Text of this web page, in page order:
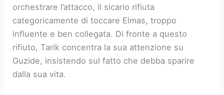
orchestrare l’attacco, il sicario rifiuta
categoricamente di toccare Elmas, troppo
influente e ben collegata. Di fronte a questo
rifiuto, Tarik concentra la sua attenzione su
Guzide, insistendo sul fatto che debba sparire
dalla sua vita.